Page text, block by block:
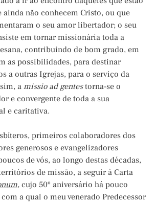
ainda não conhecem Cristo, ou que
o seu amor libertador; o seu
em tornar missionária toda a
contribuindo de bom grado, em
as possibilidades, para destinar
a outras Igrejas, para o serviço da
a missioad gentestorna-se o
e convergente de toda a sua
e caritativa.
primeiros colaboradores dos
generosos e evangelizadores
de vós, ao longo destas décadas,
de missão, a seguir à Carta
, cujo 50º aniversário há pouco
a qual o meu venerado Predecessor